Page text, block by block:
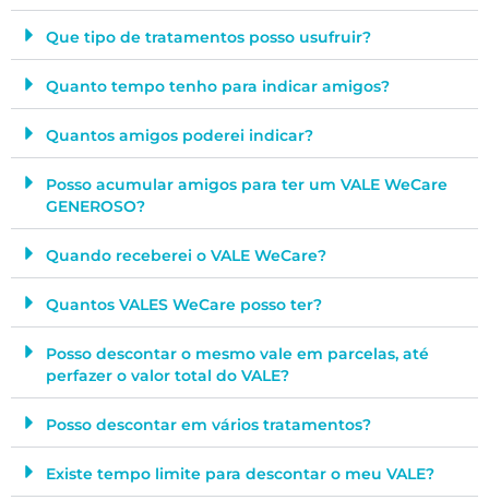
Que tipo de tratamentos posso usufruir?
Quanto tempo tenho para indicar amigos?
Quantos amigos poderei indicar?
Posso acumular amigos para ter um VALE WeCare
GENEROSO?
Quando receberei o VALE WeCare?
Quantos VALES WeCare posso ter?
Posso descontar o mesmo vale em parcelas, até
perfazer o valor total do VALE?
Posso descontar em vários tratamentos?
Existe tempo limite para descontar o meu VALE?